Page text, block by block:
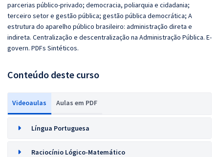
parcerias público-privado; democracia, poliarquia e cidadania;
terceiro setor e gestão pública; gestão pública democrática; A
estrutura do aparelho público brasileiro: administração direta e
indireta. Centralização e descentralização na Administração Pública. E-
govern. PDFs Sintéticos.
Conteúdo deste curso
Videoaulas Aulas em PDF
Língua Portuguesa
Raciocínio Lógico-Matemático